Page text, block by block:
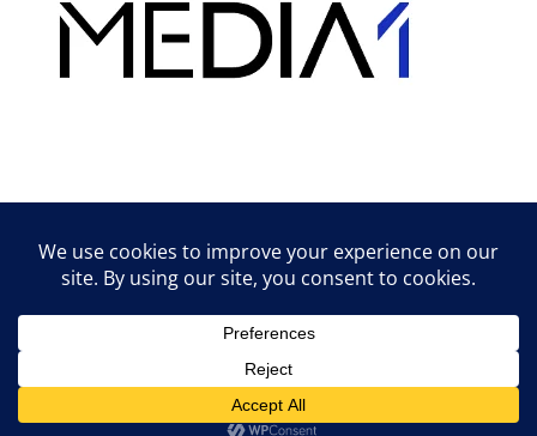
Lifestyle tippek & trükkök
© 2026 vipcast.hu powered by Media1• Készült
GeneratePress